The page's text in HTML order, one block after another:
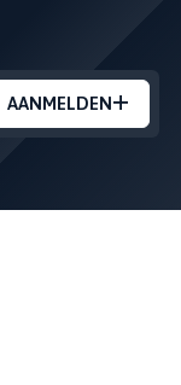
AANMELDEN